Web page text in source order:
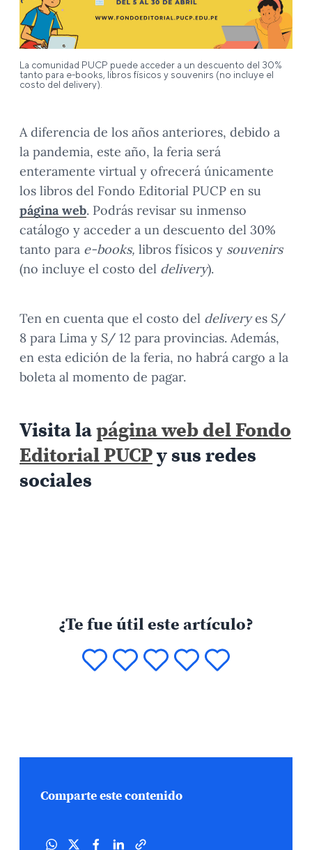
La comunidad PUCP puede acceder a un descuento del 30%
tanto para e-books, libros físicos y souvenirs (no incluye el
costo del delivery).
A diferencia de los años anteriores, debido a
la pandemia, este año, la feria será
enteramente virtual y ofrecerá únicamente
los libros del Fondo Editorial PUCP en su
página web. Podrás revisar su inmenso
catálogo y acceder a un descuento del 30%
tanto para e-books, libros físicos y souvenirs
(no incluye el costo del delivery).
Ten en cuenta que el costo del deliveryes S/
8 para Lima y S/ 12 para provincias. Además,
en esta edición de la feria, no habrá cargo a la
boleta al momento de pagar.
Visita lapágina web del Fondo
Editorial PUCPy sus redes
sociales
¿Te fue útil este artículo?
Comparte este contenido